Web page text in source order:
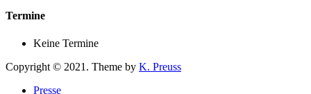
Termine
Keine Termine
Copyright © 2021. Theme by K. Preuss
Presse